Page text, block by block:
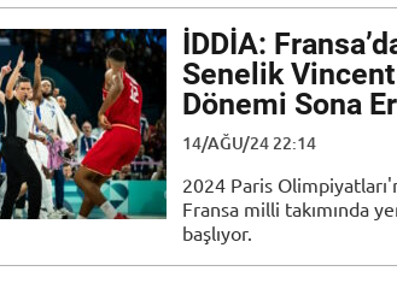
İDDİA:
Senelik
Dönemi Sona
14/AĞU/24 22:14
2024 Paris
Fransa milli takımında
başlıyor.